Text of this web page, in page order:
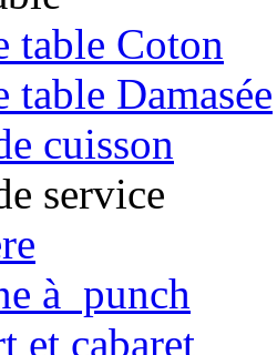
table Coton
table Damasée
cuisson
service
à punch
et cabaret